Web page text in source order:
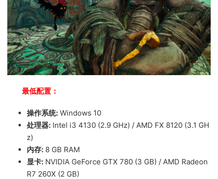
最低配置：
操作系统: Windows 10
处理器: Intel i3 4130 (2.9 GHz) / AMD FX 8120 (3.1 GH
z)
内存: 8 GB RAM
显卡: NVIDIA GeForce GTX 780 (3 GB) / AMD Radeon
R7 260X (2 GB)